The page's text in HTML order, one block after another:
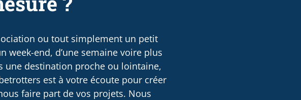
ou tout simplement un petit
week-end, d’une semaine voire plus
une destination proche ou lointaine,
est à votre écoute pour créer
faire part de vos projets. Nous